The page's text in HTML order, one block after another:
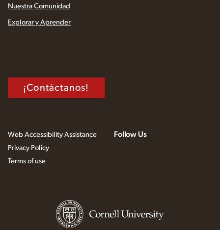
Nuestra Comunidad
Explorar y Aprender
¡Contáctanos!
Web Accessibility Assistance
Privacy Policy
Terms of use
Follow Us